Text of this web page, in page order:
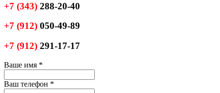
+7 (343) 288-20-40
+7 (912) 050-49-89
+7 (912) 291-17-17
Ваше имя *
Ваш телефон *